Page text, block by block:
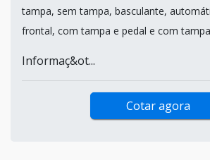
tampa, sem tampa, basculante,
frontal, com tampa e pedal e com
Informaç&ot...
Cotar agora